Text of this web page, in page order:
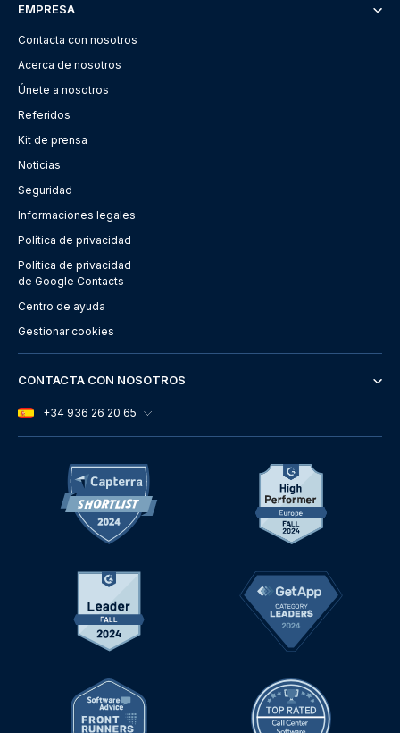
EMPRESA
Contacta con nosotros
Acerca de nosotros
Únete a nosotros
Referidos
Kit de prensa
Noticias
Seguridad
Informaciones legales
Política de privacidad
Política de privacidad
de Google Contacts
Centro de ayuda
Gestionar cookies
CONTACTA CON NOSOTROS
+34 936 26 20 65